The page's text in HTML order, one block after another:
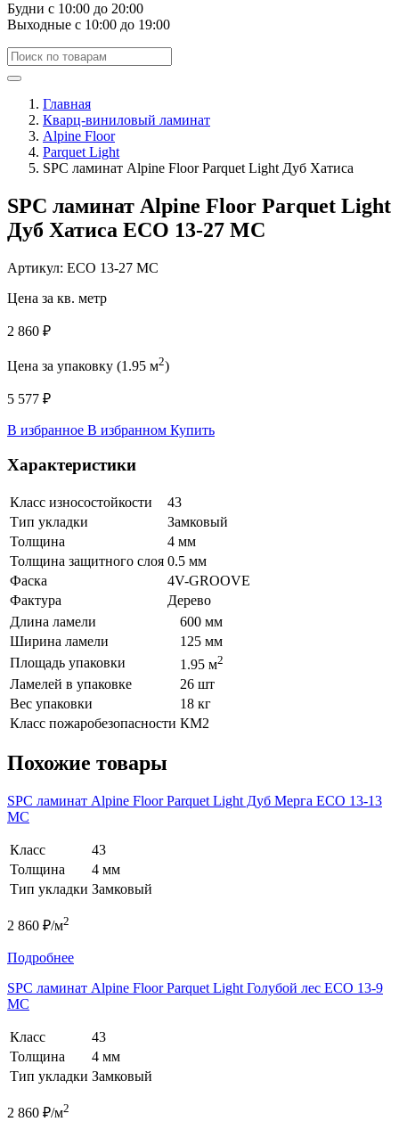
Будни с 10:00 до 20:00
Выходные с 10:00 до 19:00
Главная
Кварц-виниловый ламинат
Alpine Floor
Parquet Light
SPC ламинат Alpine Floor Parquet Light Дуб Хатиса
SPC ламинат Alpine Floor Parquet Light
Дуб Хатиса ЕСО 13-27 MC
Артикул: ЕСО 13-27 MC
Цена за кв. метр
2 860 ₽
Цена за упаковку (1.95 м2)
5 577 ₽
В избранное В избранном Купить
Характеристики
Класс износостойкости
43
Тип укладки
Замковый
Толщина
4 мм
Толщина защитного слоя 0.5 мм
Фаска
4V-GROOVE
Фактура
Дерево
Длина ламели
600 мм
Ширина ламели
125 мм
Площадь упаковки
1.95 м2
Ламелей в упаковке
26 шт
Вес упаковки
18 кг
Класс пожаробезопасности КМ2
Похожие товары
SPC ламинат Alpine Floor Parquet Light Дуб Мерга ЕСО 13-13
MC
Класс
43
Толщина
4 мм
Тип укладки Замковый
2 860 ₽/м2
Подробнее
SPC ламинат Alpine Floor Parquet Light Голубой лес ЕСО 13-9
MC
Класс
43
Толщина
4 мм
Тип укладки Замковый
2 860 ₽/м2